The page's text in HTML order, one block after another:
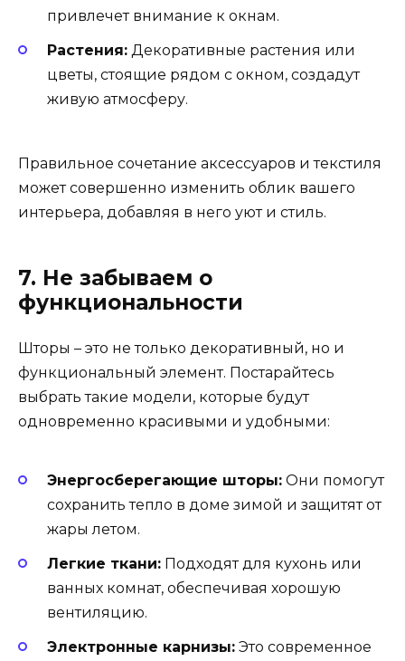
привлечет внимание к окнам.
Растения: Декоративные растения или
цветы, стоящие рядом с окном, создадут
живую атмосферу.
Правильное сочетание аксессуаров и текстиля
может совершенно изменить облик вашего
интерьера, добавляя в него уют и стиль.
7. Не забываем о
функциональности
Шторы – это не только декоративный, но и
функциональный элемент. Постарайтесь
выбрать такие модели, которые будут
одновременно красивыми и удобными:
Энергосберегающие шторы: Они помогут
сохранить тепло в доме зимой и защитят от
жары летом.
Легкие ткани: Подходят для кухонь или
ванных комнат, обеспечивая хорошую
вентиляцию.
Электронные карнизы: Это современное